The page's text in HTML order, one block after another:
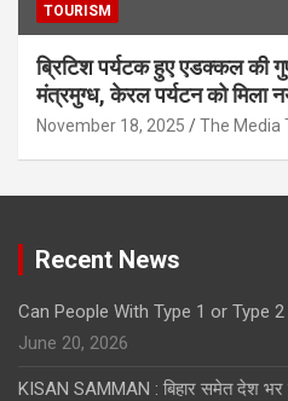
TOURISM
ब्रिटिश पर्यटक हुए एडक्कल की
मंत्रमुग्ध, केरल पर्यटन को मिला
November 18, 2025 The Media
Recent News
Can People With Type 1 or Type
June 20, 2026
KISAN SAMMAN : बिहार समेत देश